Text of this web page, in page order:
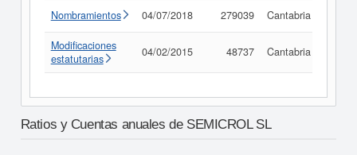
Nombramientos 04/07/2018 279039 Cantabria
Modificaciones
estatutarias
04/02/2015 48737 Cantabria
Ratios y Cuentas anuales de SEMICROL SL